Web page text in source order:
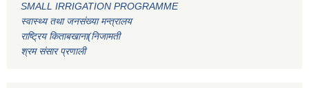
SMALL IRRIGATION PROGRAMME
स्वास्थ्य तथा जनसंख्या मन्त्रालय
राष्ट्रिय किताबखाना(निजामती
श्रम संसार प्रणाली